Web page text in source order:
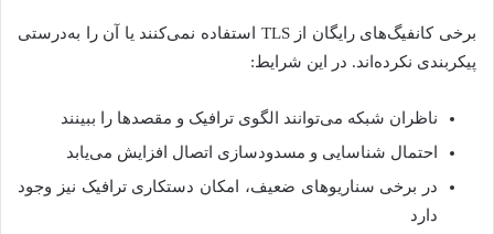
برخی کانفیگ‌های رایگان از TLS استفاده نمی‌کنند یا آن را به‌درستی
پیکربندی نکرده‌اند. در این شرایط:
ناظران شبکه می‌توانند الگوی ترافیک و مقصدها را ببینند
احتمال شناسایی و مسدودسازی اتصال افزایش می‌یابد
در برخی سناریوهای ضعیف، امکان دستکاری ترافیک نیز وجود
دارد